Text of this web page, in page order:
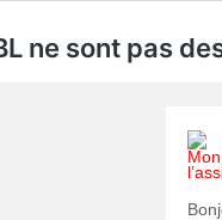
ne sont pas